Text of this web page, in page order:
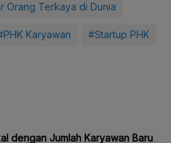
Orang Terkaya di Dunia
Karyawan #Startup PHK